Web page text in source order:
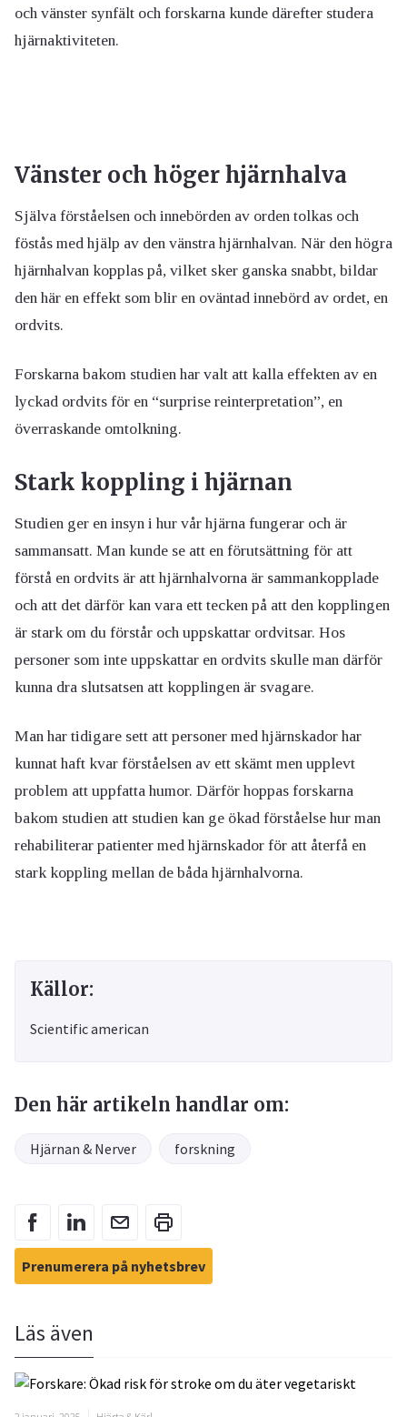
och vänster synfält och forskarna kunde därefter studera
hjärnaktiviteten.
Vänster och höger hjärnhalva
Själva förståelsen och innebörden av orden tolkas och
föstås med hjälp av den vänstra hjärnhalvan. När den högra
hjärnhalvan kopplas på, vilket sker ganska snabbt, bildar
den här en effekt som blir en oväntad innebörd av ordet, en
ordvits.
Forskarna bakom studien har valt att kalla effekten av en
lyckad ordvits för en “surprise reinterpretation”, en
överraskande omtolkning.
Stark koppling i hjärnan
Studien ger en insyn i hur vår hjärna fungerar och är
sammansatt. Man kunde se att en förutsättning för att
förstå en ordvits är att hjärnhalvorna är sammankopplade
och att det därför kan vara ett tecken på att den kopplingen
är stark om du förstår och uppskattar ordvitsar. Hos
personer som inte uppskattar en ordvits skulle man därför
kunna dra slutsatsen att kopplingen är svagare.
Man har tidigare sett att personer med hjärnskador har
kunnat haft kvar förståelsen av ett skämt men upplevt
problem att uppfatta humor. Därför hoppas forskarna
bakom studien att studien kan ge ökad förståelse hur man
rehabiliterar patienter med hjärnskador för att återfå en
stark koppling mellan de båda hjärnhalvorna.
Källor:
Scientific american
Den här artikeln handlar om:
Hjärnan & Nerver forskning
Prenumerera på nyhetsbrev
Läs även